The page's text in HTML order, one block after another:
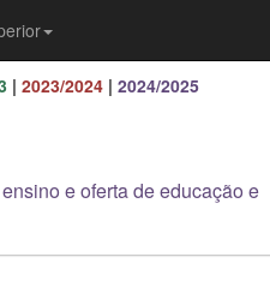
| 2023/2024| 2024/2025
e oferta de educação e